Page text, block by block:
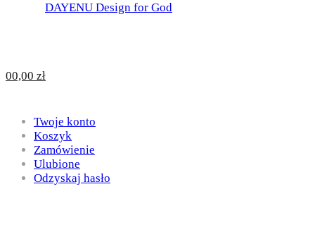
for
God
DAYENU
Design
00,00 zł
Twoje konto
Koszyk
Zamówienie
Ulubione
Odzyskaj hasło